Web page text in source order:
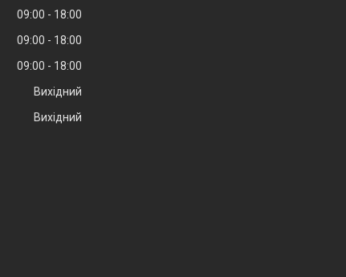
09:00
18:00
09:00
18:00
09:00
18:00
Вихідний
Вихідний